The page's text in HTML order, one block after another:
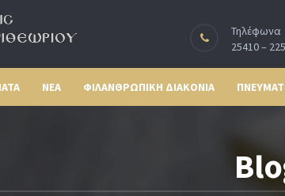
Τηλέφωνα
25410 –
ΝΕΑ ΦΙΛΑΝΘΡΩΠΙΚΗ ΔΙΑΚΟΝΙΑ